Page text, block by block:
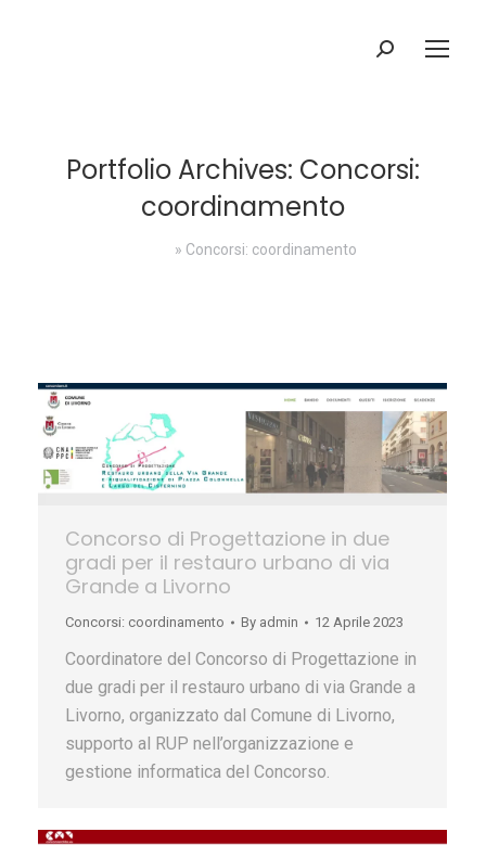
Search:
Portfolio Archives: Concorsi:
coordinamento
» Concorsi: coordinamento
Concorso di Progettazione in due
gradi per il restauro urbano di via
Grande a Livorno
Concorsi: coordinamento By admin 12 Aprile 2023
Coordinatore del Concorso di Progettazione in
due gradi per il restauro urbano di via Grande a
Livorno, organizzato dal Comune di Livorno,
supporto al RUP nell’organizzazione e
gestione informatica del Concorso.